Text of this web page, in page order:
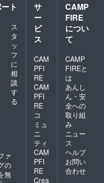
ト
ス
タ
ッ
フ
に
相
談
す
る
ァ
の
無
サ
ー
ビ
ス
CAM
PFI
RE
CAM
PFI
RE
コ
ミュ
ニ
ティ
CAM
PFI
RE
Crea
CAMP
FIRE
につい
て
CAMP
FIREと
は
あんし
ん・安
全への
取り組
み
ニュー
ス
ヘルプ
お問い
合わせ